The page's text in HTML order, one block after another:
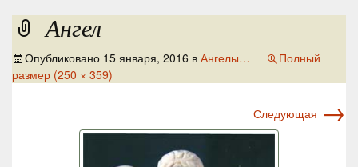
Ангел
Опубликовано 15 января, 2016 в Ангелы…
Полный
размер (250 × 359)
Следующая →